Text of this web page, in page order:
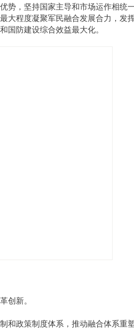
，坚持国家主导和市场运作相统
大程度凝聚军民融合发展合力，发
国防建设综合效益最大化。
创新。
政策制度体系，推动融合体系重